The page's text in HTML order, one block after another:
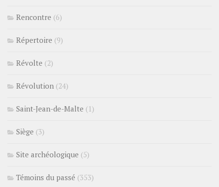
Rencontre (6)
Répertoire (9)
Révolte (2)
Révolution (24)
Saint-Jean-de-Malte (1)
Siège (3)
Site archéologique (5)
Témoins du passé (353)